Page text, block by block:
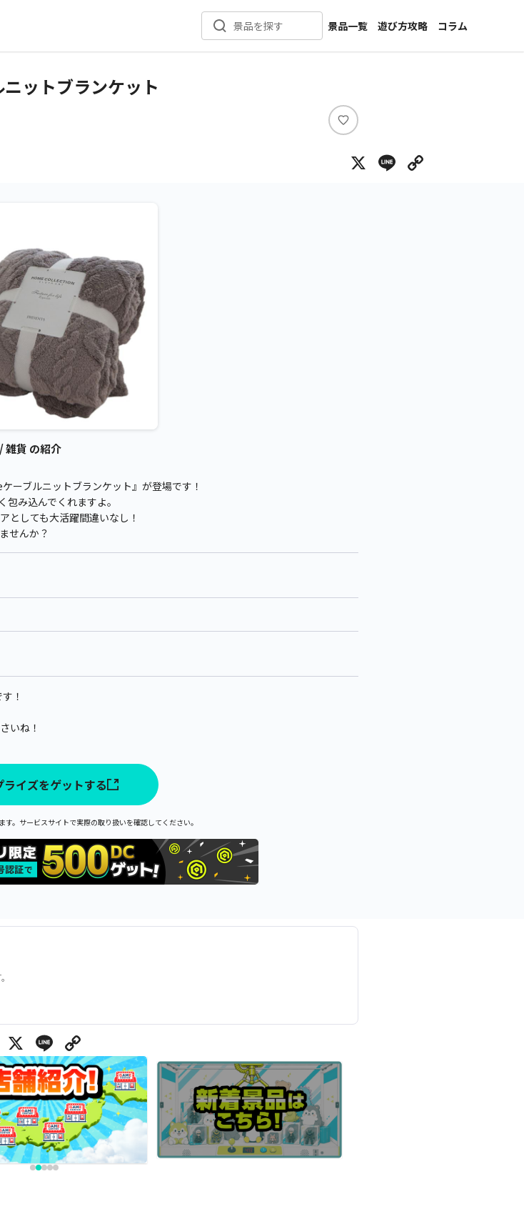
景品を探す
景品一覧
新着景品
メーカー一覧
遊び方攻略
コラム
インタビュー
ットブランケット
い
ね
X Line
雑貨 の紹介
ーブルニットブランケット』が登場です！
み込んでくれますよ。
としても大活躍間違いなし！
せんか？
！
いね！
ライズをゲットする
。サービスサイトで実際の取り扱いを確認してください。
X Line